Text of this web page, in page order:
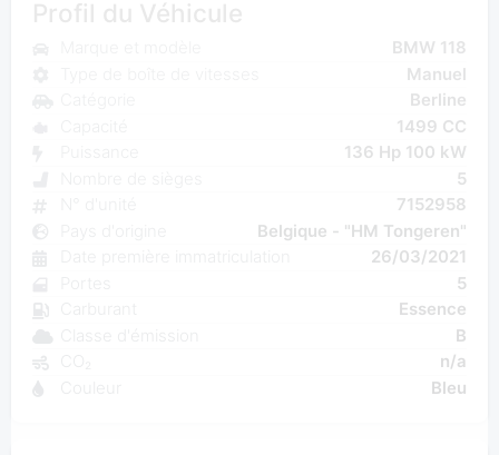
BMW 118
Manuel
Berline
1499 CC
136 Hp 100 kW
5
7152958
Belgique - "HM Tongeren"
26/03/2021
5
Essence
B
n/a
Bleu